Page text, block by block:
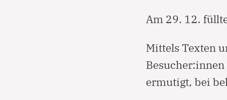
Am 29. 12.
Mittels Texten
ermutigt, bei